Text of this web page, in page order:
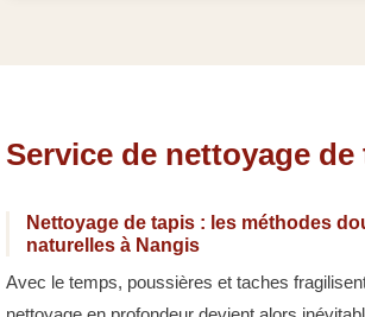
Service de nettoyage
Nettoyage de tapis : les méthodes
naturelles à Nangis
Avec le temps, poussières et taches